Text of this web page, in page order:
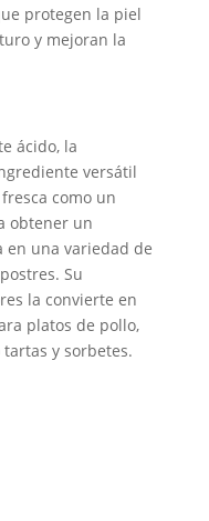
protegen la piel
y mejoran la
ácido, la
versátil
como un
obtener un
en una variedad de
Su
la convierte en
platos de pollo,
y sorbetes.